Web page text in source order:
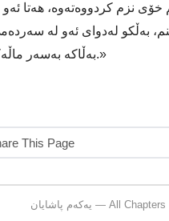
نزم کردووەتەوە، هەتا ئەو
بەڵکو لەدوای ئەو لە
بەڵاکە بەسەر ماڵەکەیدا دەهێنم.»
This Page
یەکەم پاشایان — All Chapters